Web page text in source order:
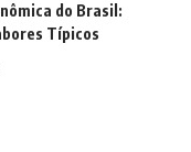
do Brasil:
Típicos